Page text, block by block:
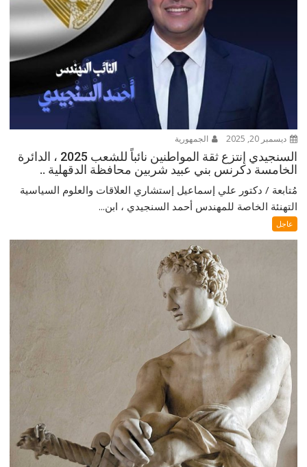
ديسمبر 20, 2025 الجمهورية
السنجيدي إنتزع ثقة المواطنين نائباً للشعب 2025 ، الدائرة
الخامسة دكرنس بني عبيد شربين محافظة الدقهلية ..
مُتابعة / دكتور علي إسماعيل إستشاري العلاقات والعلوم السياسية
التهنئة الخاصة للمهندس أحمد السنجيدي ، ابن...
عاجل